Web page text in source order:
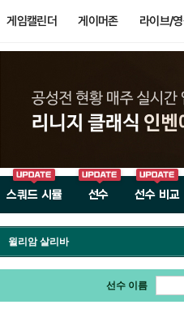
게임캘린더 게이머존 라이브/
스쿼드 시뮬 선수 선수 비교
윌리암 살리바
선수 이름